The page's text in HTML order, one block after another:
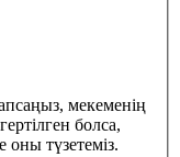
мекеменің
болса,
оны түзетеміз.